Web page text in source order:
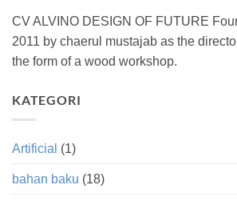
CV ALVINO DESIGN OF FUTURE
2011 by chaerul mustajab as the
the form of a wood workshop.
KATEGORI
Artificial (1)
bahan baku (18)